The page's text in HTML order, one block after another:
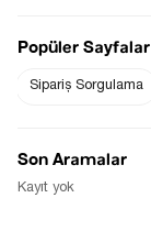
Popüler Sayfalar
Sipariş Sorgulama
Son Aramalar
Kayıt yok